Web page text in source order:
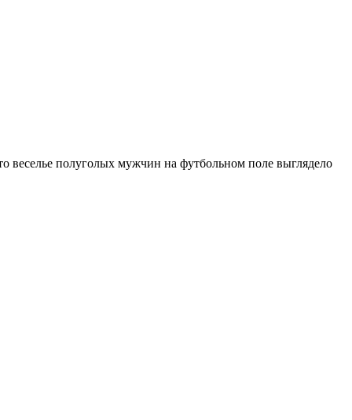
веселье полуголых мужчин на футбольном поле выглядело